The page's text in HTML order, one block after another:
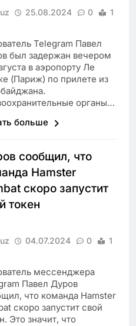
25.08.2024 0
1
Telegram Павел
был задержан вечером
в аэропорту Ле
(Париж) по прилете из
органы…
больше
сообщил, что
Hamster
скоро запустит
токен
04.07.2024 0
1
мессенджера
Павел Дуров
что команда Hamster
скоро запустит свой
Это значит, что